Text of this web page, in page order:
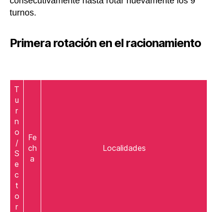
turnos.
Primera rotación en el racionamiento
T
u
r
n
o
/
S
e
c
t
o
r
Fe
ch
a
Localidades